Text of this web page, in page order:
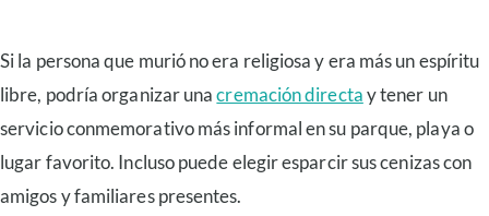
Si la persona que murió no era religiosa y era más un espíritu
libre, podría organizar unacremación directay tener un
servicio conmemorativo más informal en su parque, playa o
lugar favorito. Incluso puede elegir esparcir sus cenizas con
amigos y familiares presentes.